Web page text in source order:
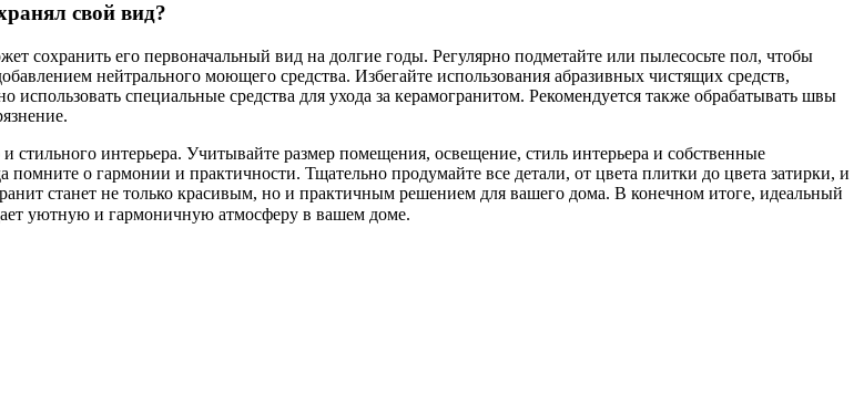
свой вид?
сохранить его первоначальный вид на долгие годы. Регулярно подметайте или пылесосьте пол, чтобы
нейтрального моющего средства. Избегайте использования абразивных чистящих средств,
специальные средства для ухода за керамогранитом. Рекомендуется также обрабатывать швы
интерьера. Учитывайте размер помещения, освещение, стиль интерьера и собственные
о гармонии и практичности. Тщательно продумайте все детали, от цвета плитки до цвета затирки, и
станет не только красивым, но и практичным решением для вашего дома. В конечном итоге, идеальный
уютную и гармоничную атмосферу в вашем доме.